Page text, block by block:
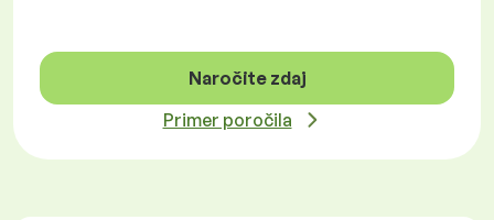
Naročite zdaj
Primer poročila